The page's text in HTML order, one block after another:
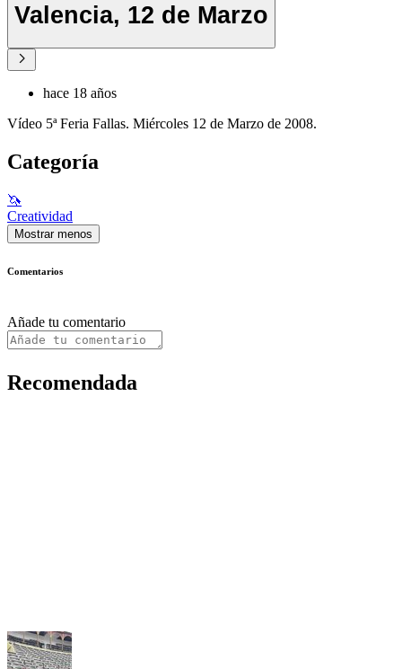
Valencia, 12 de Marzo
hace 18 años
Vídeo 5ª Feria Fallas. Miércoles 12 de Marzo de 2008.
Categoría
🦄
Creatividad
Mostrar menos
Comentarios
Añade tu comentario
Recomendada